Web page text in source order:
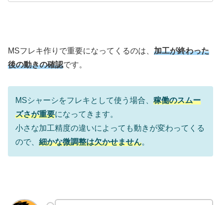
MSフレキ作りで重要になってくるのは、 加工が終わった
後の動きの確認です。
MSシャーシをフレキとして使う場合、 稼働のスムー
ズさが重要になってきます。
小さな加工精度の違いによっても動きが変わってくる
ので、 細かな微調整は欠かせません。